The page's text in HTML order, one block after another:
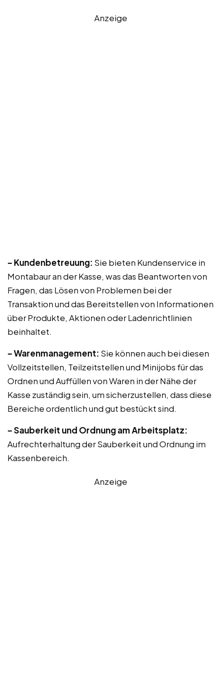
Anzeige
– Kundenbetreuung: Sie bieten Kundenservice in
Montabaur an der Kasse, was das Beantworten von
Fragen, das Lösen von Problemen bei der
Transaktion und das Bereitstellen von Informationen
über Produkte, Aktionen oder Ladenrichtlinien
beinhaltet.
– Warenmanagement: Sie können auch bei diesen
Vollzeitstellen, Teilzeitstellen und Minijobs für das
Ordnen und Auffüllen von Waren in der Nähe der
Kasse zuständig sein, um sicherzustellen, dass diese
Bereiche ordentlich und gut bestückt sind.
– Sauberkeit und Ordnung am Arbeitsplatz:
Aufrechterhaltung der Sauberkeit und Ordnung im
Kassenbereich.
Anzeige